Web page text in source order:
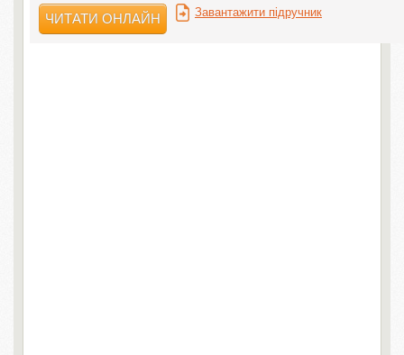
ЧИТАТИ ОНЛАЙН Завантажити підручник